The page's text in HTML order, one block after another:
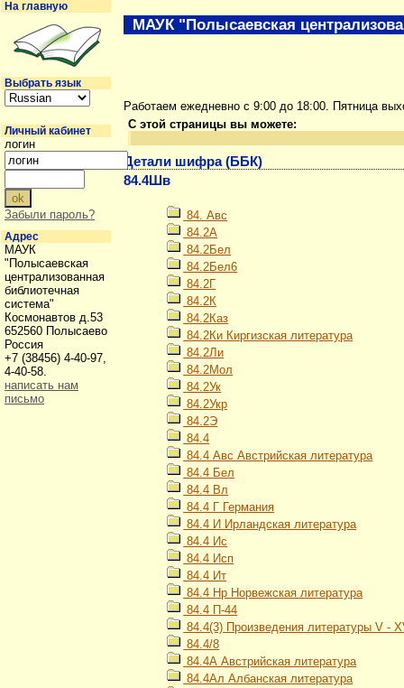
Работаем ежедневно с 9:00 до 18:00. Пятница
С этой страницы вы можете:
Детали шифра (ББК)
84.4Шв
84. Авс
84.2А
84.2Бел
84.2Бел6
84.2Г
84.2К
84.2Каз
84.2Ки Киргизская литература
84.2Ли
84.2Мол
84.2Ук
84.2Укр
84.2Э
84.4
84.4 Авс Австрийская литература
84.4 Бел
84.4 Вл
84.4 Г Германия
84.4 И Ирландская литература
84.4 Ис
84.4 Исп
84.4 Ит
84.4 Нр Норвежская литература
84.4 П-44
84.4(3) Произведения литературы V -
84.4/8
84.4А Австрийская литература
84.4Ал Албанская литература
МАУК "Полысаевская
На главную
Выбрать язык
Личный кабинет
логин
Забыли пароль?
Адрес
МАУК
"Полысаевская
централизованная
библиотечная
система"
Космонавтов д.53
652560 Полысаево
Россия
+7 (38456) 4-40-97,
4-40-58.
написать нам
письмо